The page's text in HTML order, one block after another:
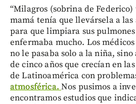
“Milagros (sobrina de
mamá tenía que llevársela a
para que limpiara sus
enfermaba mucho. Los
no le pasaba solo a la niña,
de cinco años que crecían en
de Latinoamérica con
atmosférica. Nos pusimos a
encontramos estudios que